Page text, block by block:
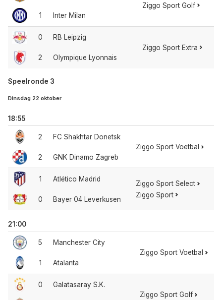
1 Inter Milan
Ziggo Sport Golf
0
2
RB Leipzig
Olympique Lyonnais
Ziggo Sport Extra
Speelronde 3
Dinsdag 22 oktober
18:55
2
2
FC Shakhtar Donetsk
GNK Dinamo Zagreb
Ziggo Sport Voetbal
1
0
Atlético Madrid
Bayer 04 Leverkusen
Ziggo Sport Select
Ziggo Sport
21:00
5
1
Manchester City
Atalanta
Ziggo Sport Voetbal
0 Galatasaray S.K.
Ziggo Sport Golf